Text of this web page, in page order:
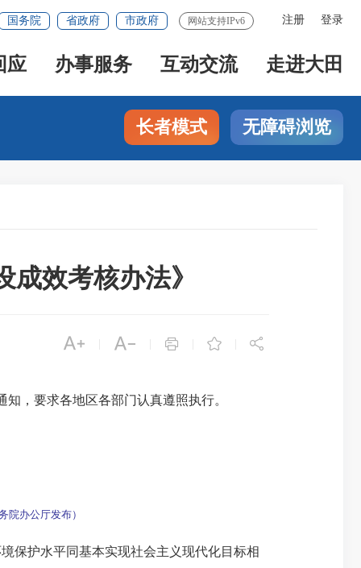
注册 登录
国务院 省政府 市政府 网站支持IPv6
应 办事服务 互动交流 走进大田
长者模式 无障碍浏览
效考核办法》
    
，要求各地区各部门认真遵照执行。
办公厅发布）
护水平同基本实现社会主义现代化目标相